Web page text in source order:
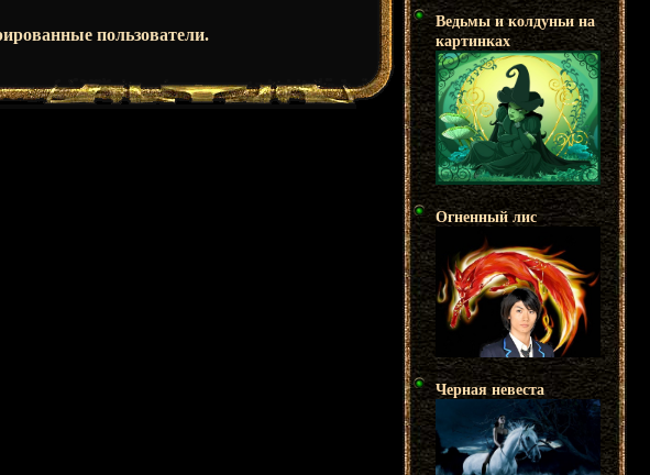
пользователи.
Ведьмы и колдуньи на
картинках
Огненный лис
Черная невеста